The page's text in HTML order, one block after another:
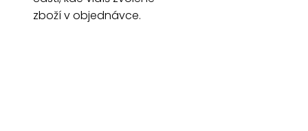
zboží v objednávce.